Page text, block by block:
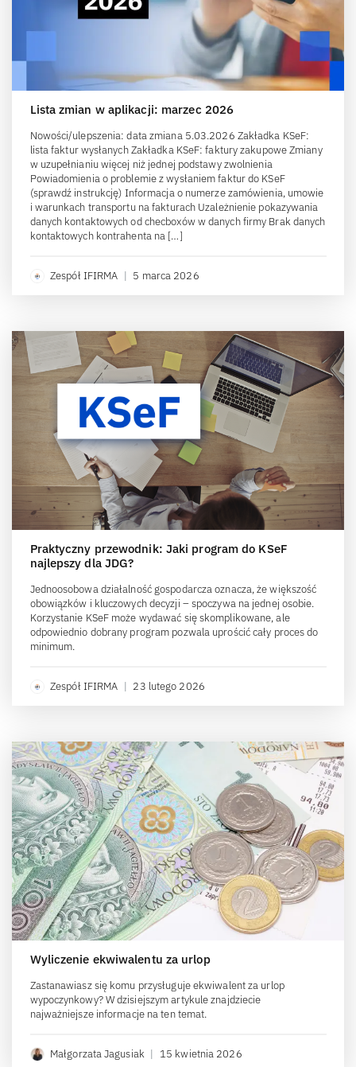
Lista zmian w aplikacji: marzec 2026
Nowości/ulepszenia: data zmiana 5.03.2026 Zakładka KSeF:
lista faktur wysłanych Zakładka KSeF: faktury zakupowe Zmiany
w uzupełnianiu więcej niż jednej podstawy zwolnienia
Powiadomienia o problemie z wysłaniem faktur do KSeF
(sprawdź instrukcję) Informacja o numerze zamówienia, umowie
i warunkach transportu na fakturach Uzależnienie pokazywania
danych kontaktowych od checboxów w danych firmy Brak danych
kontaktowych kontrahenta na […]
Zespół IFIRMA | 5 marca 2026
Praktyczny przewodnik: Jaki program do KSeF
najlepszy dla JDG?
Jednoosobowa działalność gospodarcza oznacza, że większość
obowiązków i kluczowych decyzji – spoczywa na jednej osobie.
Korzystanie KSeF może wydawać się skomplikowane, ale
odpowiednio dobrany program pozwala uprościć cały proces do
minimum.
Zespół IFIRMA | 23 lutego 2026
Wyliczenie ekwiwalentu za urlop
Zastanawiasz się komu przysługuje ekwiwalent za urlop
wypoczynkowy? W dzisiejszym artykule znajdziecie
najważniejsze informacje na ten temat.
Małgorzata Jagusiak | 15 kwietnia 2026